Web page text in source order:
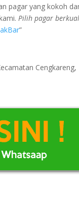
pagar yang kokoh
Pilih pagar
”